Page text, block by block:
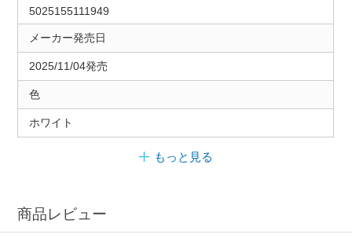
5025155111949
メーカー発売日
2025/11/04発売
色
ホワイト
もっと見る
商品レビュー